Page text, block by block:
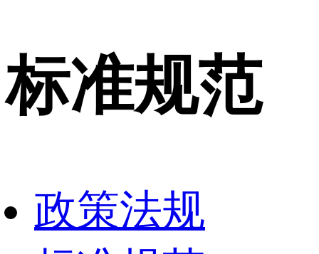
标准规范
政策法规